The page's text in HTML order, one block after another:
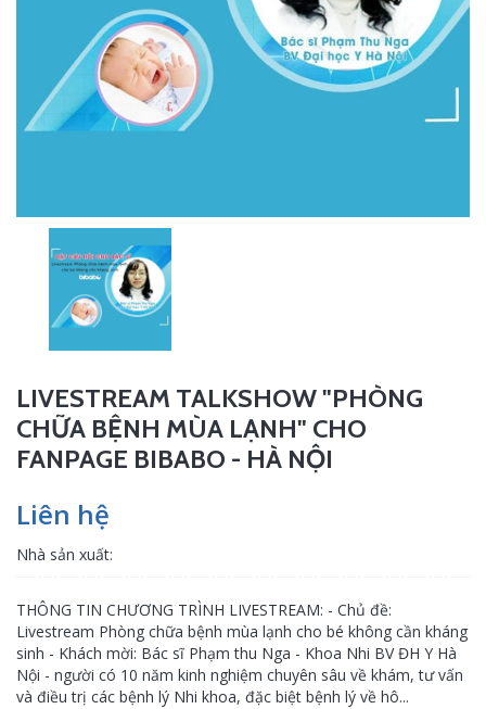
LIVESTREAM TALKSHOW "PHÒNG
CHỮA BỆNH MÙA LẠNH" CHO
FANPAGE BIBABO - HÀ NỘI
Liên hệ
Nhà sản xuất:
THÔNG TIN CHƯƠNG TRÌNH LIVESTREAM: - Chủ đề:
Livestream Phòng chữa bệnh mùa lạnh cho bé không cần kháng
sinh - Khách mời: Bác sĩ Phạm thu Nga - Khoa Nhi BV ĐH Y Hà
Nội - người có 10 năm kinh nghiệm chuyên sâu về khám, tư vấn
và điều trị các bệnh lý Nhi khoa, đặc biệt bệnh lý về hô...